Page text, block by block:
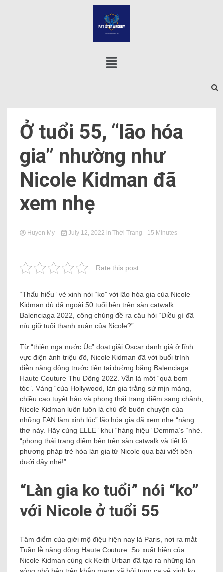
Ở tuổi 55, “lão hóa
gia” nhường như
Nicole Kidman đã
xem nhẹ
Huyen My July 12, 2022 in Thời Trang - 15 Minutes
Rate this post
“Thấu hiểu” vẻ xinh nói “ko” với lão hóa gia của Nicole
Kidman dù đã ngoài 50 tuổi bên trên sàn catwalk
Balenciaga 2022, công chúng đề ra câu hỏi “Điều gì đã
níu giữ tuổi thanh xuân của Nicole?”
Từ “thiên nga nước Úc” đoạt giải Oscar danh giá ở lĩnh
vực điện ảnh triệu đô, Nicole Kidman đã với buổi trình
diễn năng động trước tiên tại đường băng Balenciaga
Haute Couture Thu Đông 2022. Vẫn là một “quả bom
tóc”. Vàng “của Hollywood, làn gia trắng sứ mịn màng,
chiều cao tuyệt hảo và phong thái trang điểm sang chảnh,
Nicole Kidman luôn luôn là chủ đề buôn chuyện của
những FAN làm xinh lúc” lão hóa gia đã xem nhẹ “nàng
thơ này. Hãy cùng ELLE” khui “hàng hiệu” Demma’s “nhé.
“phong thái trang điểm bên trên sàn catwalk và tiết lộ
phương pháp trẻ hóa làn gia từ Nicole qua bài viết bên
dưới đây nhé!”
“Làn gia ko tuổi” nói “ko”
với Nicole ở tuổi 55
Tâm điểm của giới mộ điệu hiện nay là Paris, nơi ra mắt
Tuần lễ năng động Haute Couture. Sự xuất hiện của
Nicole Kidman cùng ck Keith Urban đã tạo ra những làn